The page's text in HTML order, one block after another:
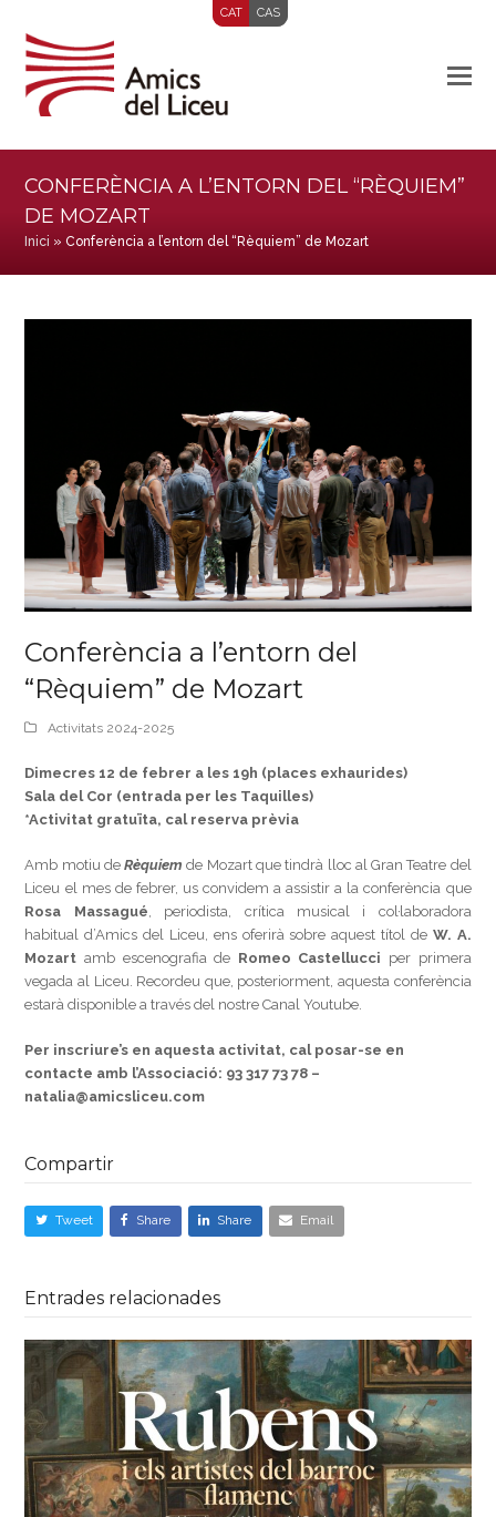
CAT CAS
CONFERÈNCIA A L’ENTORN DEL “RÈQUIEM”
DE MOZART
Inici »Conferència a l’entorn del “Rèquiem” de Mozart
Conferència a l’entorn del
“Rèquiem” de Mozart
Activitats 2024-2025
Dimecres 12 de febrer a les 19h (places exhaurides)
Sala del Cor (entrada per les Taquilles)
*Activitat gratuïta, cal reserva prèvia
Amb motiu deRèquiem de Mozart que tindrà lloc al Gran Teatre del
Liceu el mes de febrer, us convidem a assistir a la conferència que
Rosa Massagué , periodista, crítica musical i col·laboradora
habitual d’Amics del Liceu, ens oferirà sobre aquest títol de W. A.
Mozart amb escenografia de Romeo Castellucci per primera
vegada al Liceu. Recordeu que, posteriorment, aquesta conferència
estarà disponible a través del nostre Canal Youtube.
Per inscriure’s en aquesta activitat, cal posar-se en
contacte amb l’Associació: 93 317 73 78 –
natalia@amicsliceu.com
Compartir
Tweet Share Share Email
Entrades relacionades